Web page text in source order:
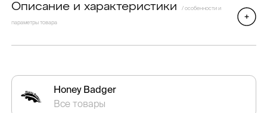
Описание и характеристики / особенности и
параметры товара
Honey Badger
Все товары